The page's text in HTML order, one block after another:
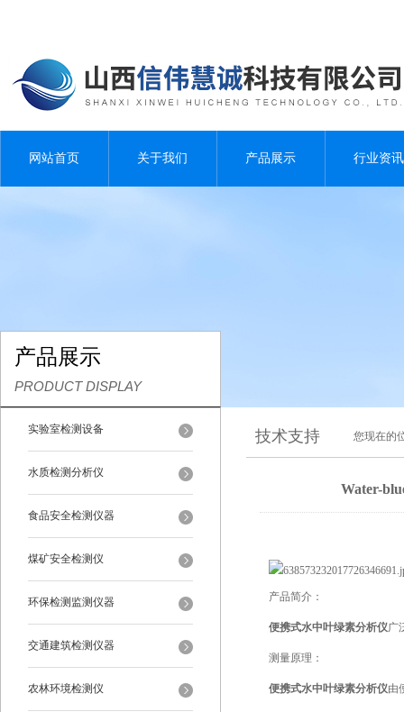
网站首页 关于我们 产品展示 行业资讯
产品展示
PRODUCT DISPLAY
实验室检测设备
水质检测分析仪
食品安全检测仪器
煤矿安全检测仪
环保检测监测仪器
交通建筑检测仪器
农林环境检测仪
技术支持 您现在的
Water-
产品简介：
便携式水中叶绿素分析仪广
测量原理：
便携式水中叶绿素分析仪由